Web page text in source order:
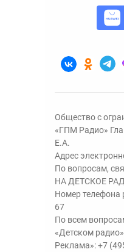
Общество с
«ГПМ Радио»
Е.А.
Адрес
По вопросам,
НА ДЕТСКОЕ
Номер телефона
67
По всем
«Детском
Реклама»:+7